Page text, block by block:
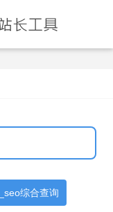
综合查询